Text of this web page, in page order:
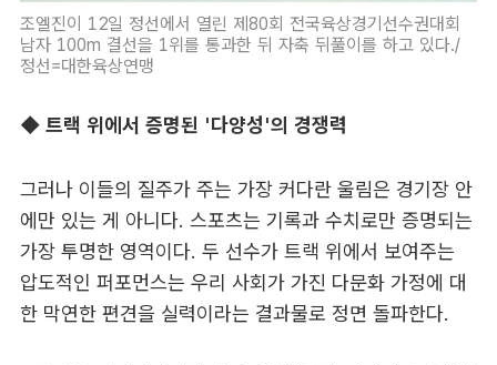
조엘진이 12일 정선에서 열린 제80회 전국육상경기선수권대회
남자 100m 결선을 1위를 통과한 뒤 자축 뒤풀이를 하고 있다./
정선=대한육상연맹
◆ 트랙 위에서 증명된 '다양성'의 경쟁력
그러나 이들의 질주가 주는 가장 커다란 울림은 경기장 안
에만 있는 게 아니다. 스포츠는 기록과 수치로만 증명되는
가장 투명한 영역이다. 두 선수가 트랙 위에서 보여주는
압도적인 퍼포먼스는 우리 사회가 가진 다문화 가정에 대
한 막연한 편견을 실력이라는 결과물로 정면 돌파한다.